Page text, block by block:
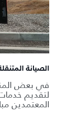
الصيانة
في بعض
لتقديم
المعتمدين